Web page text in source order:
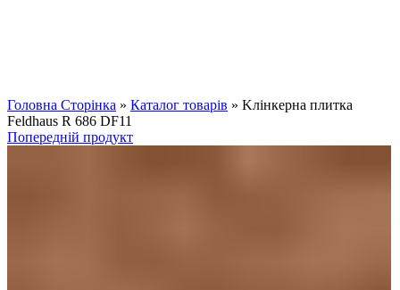
Головна Сторінка » Каталог товарів » Kлінкерна плитка
Feldhaus R 686 DF11
Попередній продукт